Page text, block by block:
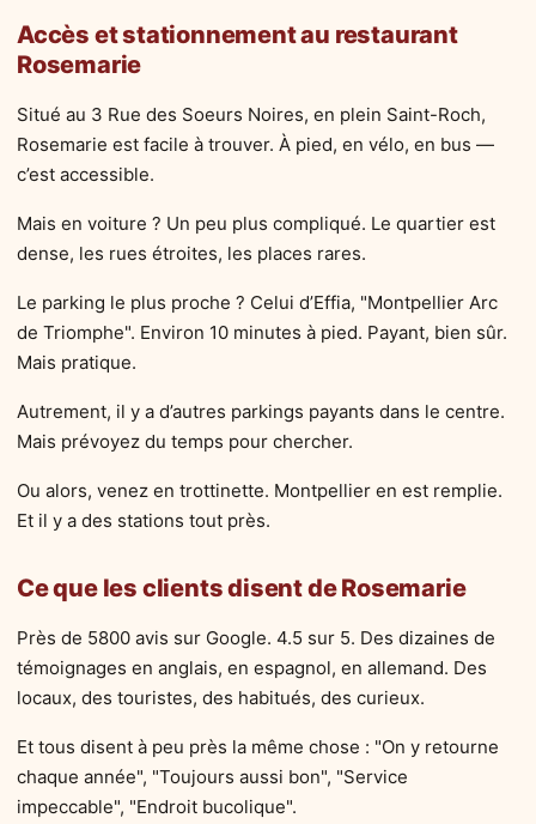
Accès et stationnement au restaurant
Rosemarie
Situé au 3 Rue des Soeurs Noires, en plein Saint-Roch,
Rosemarie est facile à trouver. À pied, en vélo, en bus —
c’est accessible.
Mais en voiture ? Un peu plus compliqué. Le quartier est
dense, les rues étroites, les places rares.
Le parking le plus proche ? Celui d’Effia, "Montpellier Arc
de Triomphe". Environ 10 minutes à pied. Payant, bien sûr.
Mais pratique.
Autrement, il y a d’autres parkings payants dans le centre.
Mais prévoyez du temps pour chercher.
Ou alors, venez en trottinette. Montpellier en est remplie.
Et il y a des stations tout près.
Ce que les clients disent de Rosemarie
Près de 5800 avis sur Google. 4.5 sur 5. Des dizaines de
témoignages en anglais, en espagnol, en allemand. Des
locaux, des touristes, des habitués, des curieux.
Et tous disent à peu près la même chose : "On y retourne
chaque année", "Toujours aussi bon", "Service
impeccable", "Endroit bucolique".